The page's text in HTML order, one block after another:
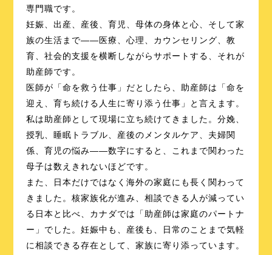
専門職です。
妊娠、出産、産後、育児、母体の身体と心、そして家
族の生活まで――医療、心理、カウンセリング、教
育、社会的支援を横断しながらサポートする、それが
助産師です。
医師が「命を救う仕事」だとしたら、助産師は「命を
迎え、育ち続ける人生に寄り添う仕事」と言えます。
私は助産師として現場に立ち続けてきました。分娩、
授乳、睡眠トラブル、産後のメンタルケア、夫婦関
係、育児の悩み――数字にすると、これまで関わった
母子は数えきれないほどです。
また、日本だけではなく海外の家庭にも長く関わって
きました。核家族化が進み、相談できる人が減ってい
る日本と比べ、カナダでは「助産師は家庭のパートナ
ー」でした。妊娠中も、産後も、日常のことまで気軽
に相談できる存在として、家族に寄り添っています。